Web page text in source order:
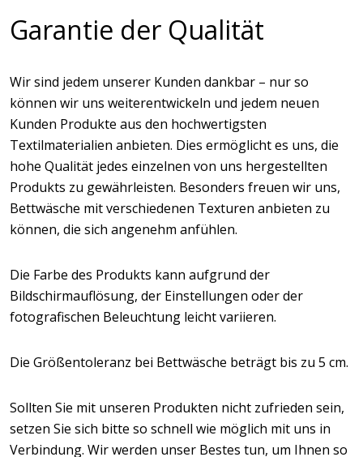
Garantie der Qualität
Wir sind jedem unserer Kunden dankbar – nur so
können wir uns weiterentwickeln und jedem neuen
Kunden Produkte aus den hochwertigsten
Textilmaterialien anbieten. Dies ermöglicht es uns, die
hohe Qualität jedes einzelnen von uns hergestellten
Produkts zu gewährleisten. Besonders freuen wir uns,
Bettwäsche mit verschiedenen Texturen anbieten zu
können, die sich angenehm anfühlen.
Die Farbe des Produkts kann aufgrund der
Bildschirmauflösung, der Einstellungen oder der
fotografischen Beleuchtung leicht variieren.
Die Größentoleranz bei Bettwäsche beträgt bis zu 5 cm.
Sollten Sie mit unseren Produkten nicht zufrieden sein,
setzen Sie sich bitte so schnell wie möglich mit uns in
Verbindung. Wir werden unser Bestes tun, um Ihnen so